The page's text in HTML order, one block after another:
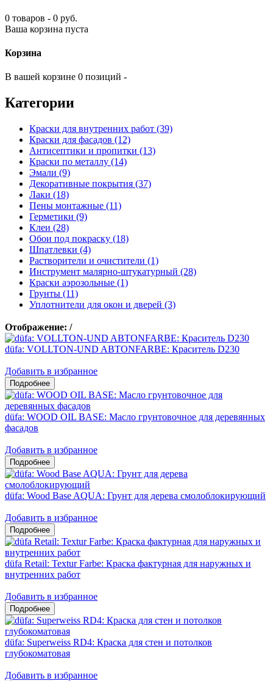
0 товаров - 0 руб.
Ваша корзина пуста
Корзина
В вашей корзине 0 позиций -
Категории
Краски для внутренних работ (39)
Краски для фасадов (12)
Антисептики и пропитки (13)
Краски по металлу (14)
Эмали (9)
Декоративные покрытия (37)
Лаки (18)
Пены монтажные (11)
Герметики (9)
Клеи (28)
Обои под покраску (18)
Шпатлевки (4)
Растворители и очистители (1)
Инструмент малярно-штукатурный (28)
Краски аэрозольные (1)
Грунты (11)
Уплотнители для окон и дверей (3)
Отображение: /
düfa: VOLLTON-UND ABTONFARBE: Краситель D230
Добавить в избранное
düfa: WOOD OIL BASE: Масло грунтовочное для деревянных
фасадов
Добавить в избранное
düfa: Wood Base AQUA: Грунт для дерева смолоблокирующий
Добавить в избранное
düfa Retail: Textur Farbe: Краска фактурная для наружных и
внутренних работ
Добавить в избранное
düfa: Superweiss RD4: Краска для стен и потолков
глубокоматовая
Добавить в избранное